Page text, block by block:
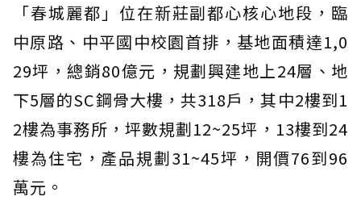
「春城麗都」位在新莊副都心核心地段，臨
中原路、中平國中校園首排，基地面積達1,0
29坪，總銷80億元，規劃興建地上24層、地
下5層的SC鋼骨大樓，共318戶，其中2樓到1
2樓為事務所，坪數規劃12~25坪，13樓到24
樓為住宅，產品規劃31~45坪，開價76到96
萬元。